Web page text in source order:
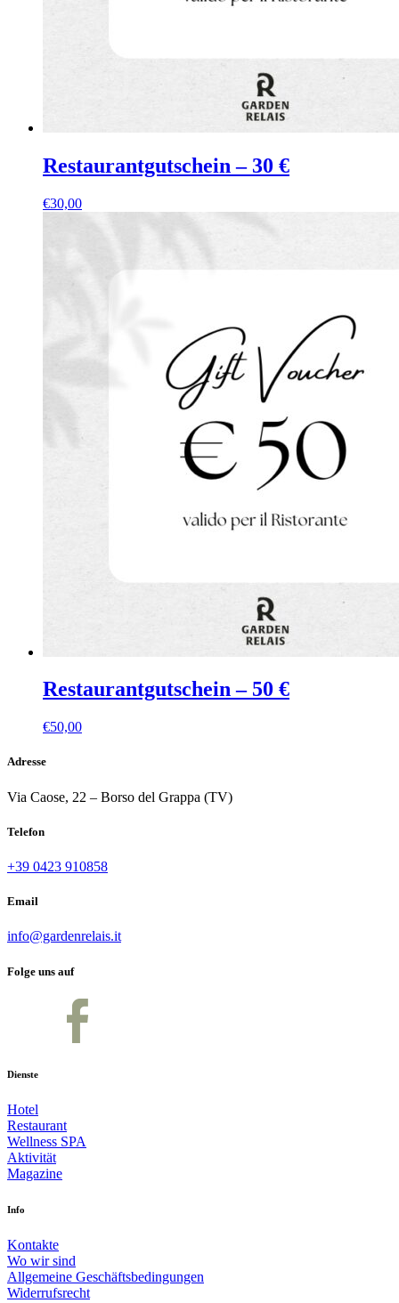
Restaurantgutschein – 30 €
€30,00
Restaurantgutschein – 50 €
€50,00
Adresse
Via Caose, 22 – Borso del Grappa (TV)
Telefon
+39 0423 910858
Email
info@gardenrelais.it
Folge uns auf
Dienste
Hotel
Restaurant
Wellness SPA
Aktivität
Magazine
Info
Kontakte
Wo wir sind
Allgemeine Geschäftsbedingungen
Widerrufsrecht